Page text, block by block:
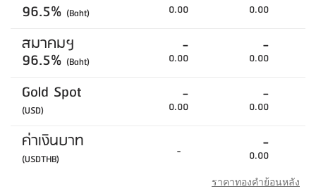
96.5% (Baht) 0.00 0.00
สมาคมฯ
96.5% (Baht)
-
0.00
-
0.00
Gold Spot
(USD)
-
0.00
-
0.00
ค่าเงินบาท
(USDTHB) - -
0.00
ราคาทองคำย้อนหลัง